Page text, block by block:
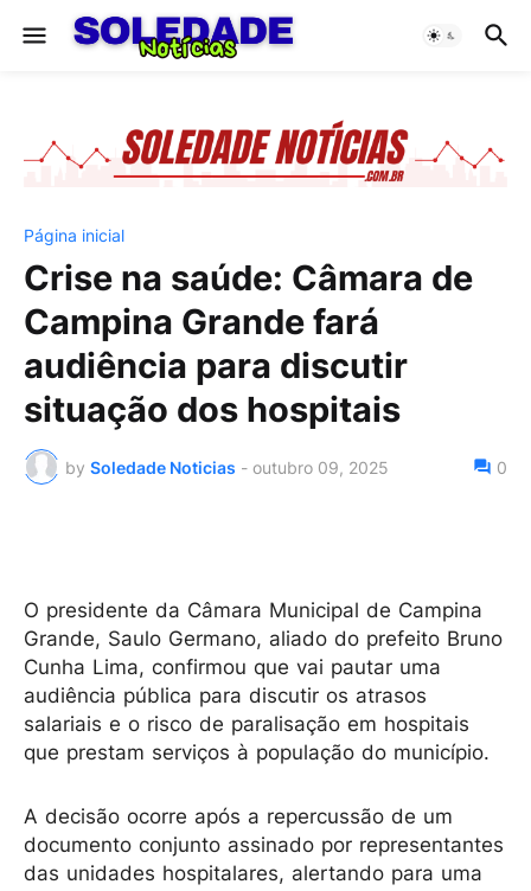
Página inicial
Crise na saúde: Câmara de
Campina Grande fará
audiência para discutir
situação dos hospitais
by Soledade Noticias - outubro 09, 2025 0
O presidente da Câmara Municipal de Campina
Grande, Saulo Germano, aliado do prefeito Bruno
Cunha Lima, confirmou que vai pautar uma
audiência pública para discutir os atrasos
salariais e o risco de paralisação em hospitais
que prestam serviços à população do município.
A decisão ocorre após a repercussão de um
documento conjunto assinado por representantes
das unidades hospitalares, alertando para uma